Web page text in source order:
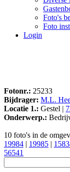
Foto's
Foto
Login
Fotonr.: 25233
Bijdrager: M.L.
Locatie 1.: Gestel |
Onderwerp.:
10 foto's in de
19984 | 19985 |
56541